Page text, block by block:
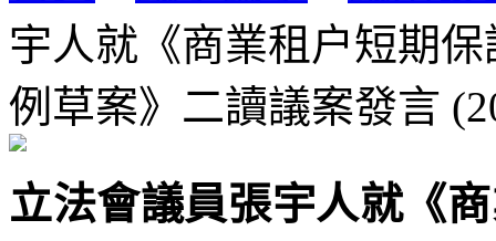
宇人就《商業租户短期
例草案》二讀議案發言
立法會議員張宇人就《